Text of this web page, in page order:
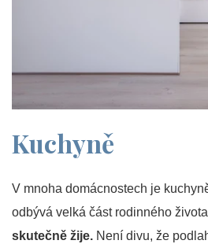
Kuchyně
V mnoha domácnostech je
odbývá velká část rodinného
skutečně žije. Není divu, že